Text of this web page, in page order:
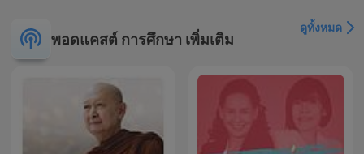
พอดแคสต์ การศึกษา เพิ่มเติม
ดูทั้งหมด